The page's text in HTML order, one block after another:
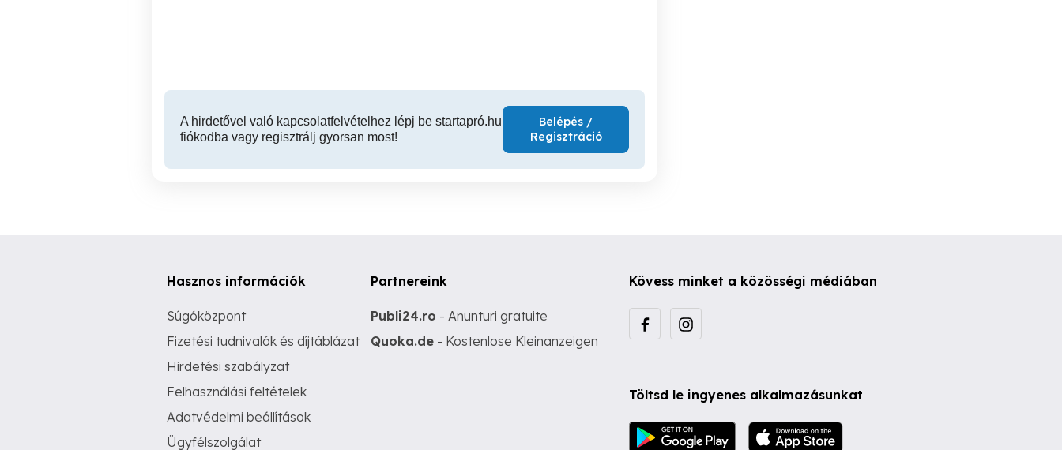
A hirdetővel való kapcsolatfelvételhez lépj be startapró.hu
fiókodba vagy regisztrálj gyorsan most!
Belépés /
Regisztráció
Hasznos információk
Súgóközpont
Fizetési tudnivalók és díjtáblázat
Hirdetési szabályzat
Felhasználási feltételek
Adatvédelmi beállítások
Ügyfélszolgálat
Partnereink
Publi24.ro - Anunturi gratuite
Quoka.de - Kostenlose Kleinanzeigen
Kövess minket a közösségi médiában
Töltsd le ingyenes alkalmazásunkat